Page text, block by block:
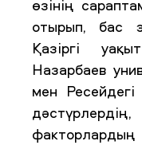
өзінің
отырып, бас
Қазіргі
Назарбаев
мен Ресейдегі